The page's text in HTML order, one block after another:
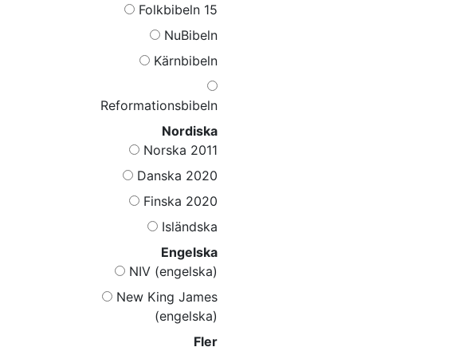
Folkbibeln 15
NuBibeln
Kärnbibeln
Reformationsbibeln
Nordiska
Norska 2011
Danska 2020
Finska 2020
Isländska
Engelska
NIV (engelska)
New King James
(engelska)
Fler